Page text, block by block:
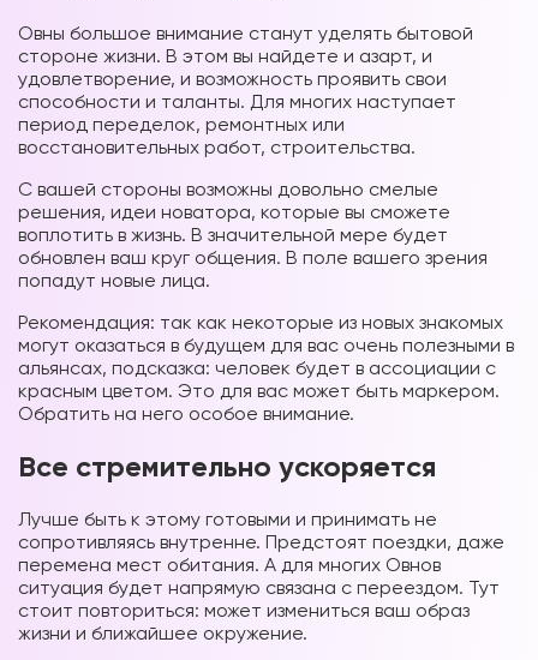
Овны большое внимание станут уделять бытовой
стороне жизни. В этом вы найдете и азарт, и
удовлетворение, и возможность проявить свои
способности и таланты. Для многих наступает
период переделок, ремонтных или
восстановительных работ, строительства.
С вашей стороны возможны довольно смелые
решения, идеи новатора, которые вы сможете
воплотить в жизнь. В значительной мере будет
обновлен ваш круг общения. В поле вашего зрения
попадут новые лица.
Рекомендация: так как некоторые из новых знакомых
могут оказаться в будущем для вас очень полезными в
альянсах, подсказка: человек будет в ассоциации с
красным цветом. Это для вас может быть маркером.
Обратить на него особое внимание.
Все стремительно ускоряется
Лучше быть к этому готовыми и принимать не
сопротивляясь внутренне. Предстоят поездки, даже
перемена мест обитания. А для многих Овнов
ситуация будет напрямую связана с переездом. Тут
стоит повториться: может измениться ваш образ
жизни и ближайшее окружение.